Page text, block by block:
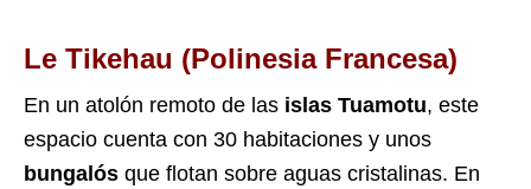
Le Tikehau (Polinesia Francesa)
En un atolón remoto de las islas Tuamotu, este
espacio cuenta con 30 habitaciones y unos
bungalós que flotan sobre aguas cristalinas. En